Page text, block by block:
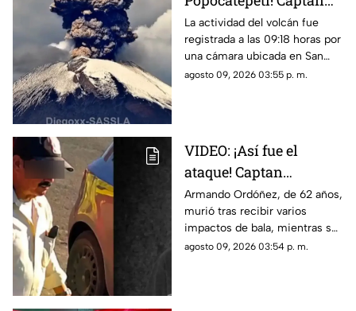
impresionante
momento desde Puebla
La actividad del volcán fue
registrada a las 09:18 horas por
una cámara ubicada en San
Pedro Benito Juárez.
agosto 09, 2026 03:55 p. m.
VIDEO: ¡Así fue el
ataque! Captan
agresión armada
contra padre e hijo en
Chihuahua
Armando Ordóñez, de 62 años,
murió tras recibir varios
impactos de bala, mientras su
hijo Isaac, de 34, permanece
agosto 09, 2026 03:54 p. m.